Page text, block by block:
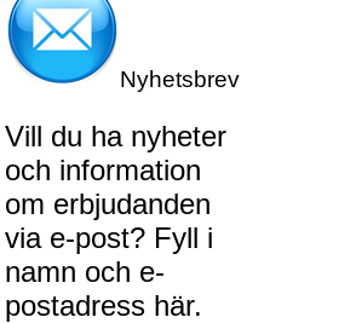
Nyhetsbrev
Vill du ha nyheter
och information
om erbjudanden
via e-post? Fyll i
namn och e-
postadress här.